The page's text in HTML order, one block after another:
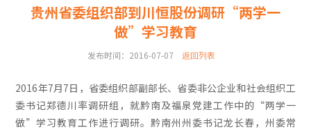
贵州省委组织部到川恒股份调研“两学一
做”学习教育
发布时间：2016-07-07 返回列表
2016年7月7日，省委组织部副部长、省委非公企业和社会组织工
委书记郑德川率调研组，就黔南及福泉党建工作中的“两学一
做”学习教育工作进行调研。黔南州州委书记龙长春，州委常